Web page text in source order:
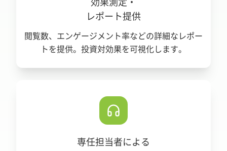
効果測定・
レポート提供
閲覧数、エンゲージメント率などの詳細なレポー
トを提供。投資対効果を可視化します。
専任担当者による